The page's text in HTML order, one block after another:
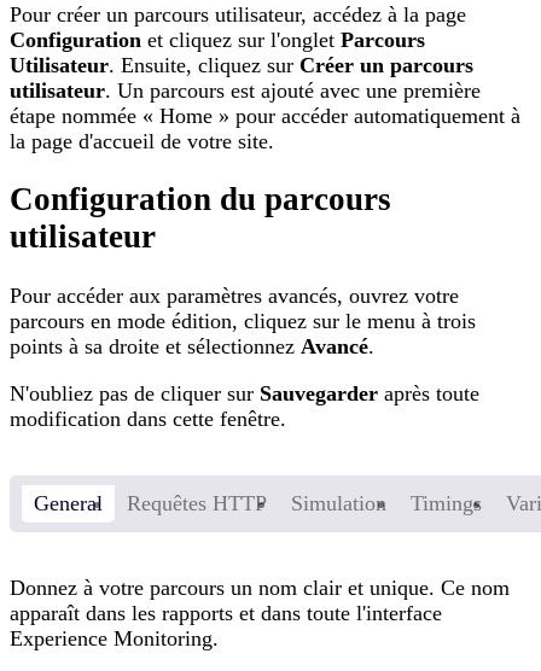
Pour créer un parcours utilisateur, accédez à la page
Configuration et cliquez sur l'onglet Parcours
Utilisateur. Ensuite, cliquez sur Créer un parcours
utilisateur. Un parcours est ajouté avec une première
étape nommée « Home » pour accéder automatiquement à
la page d'accueil de votre site.
Configuration du parcours
utilisateur
Pour accéder aux paramètres avancés, ouvrez votre
parcours en mode édition, cliquez sur le menu à trois
points à sa droite et sélectionnez Avancé.
N'oubliez pas de cliquer sur Sauvegarder après toute
modification dans cette fenêtre.
General Requêtes HTTP Simulation Timings
Donnez à votre parcours un nom clair et unique. Ce nom
apparaît dans les rapports et dans toute l'interface
Experience Monitoring.